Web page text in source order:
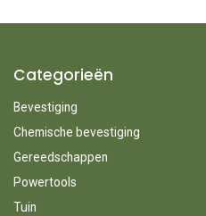
Categorieën
Bevestiging
Chemische bevestiging
Gereedschappen
Powertools
Tuin